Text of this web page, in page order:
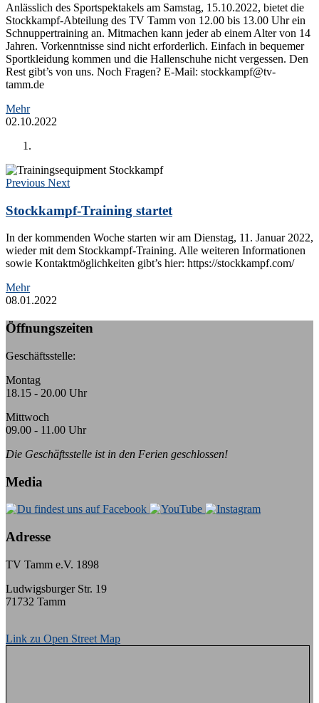
Anlässlich des Sportspektakels am Samstag, 15.10.2022, bietet die
Stockkampf-Abteilung des TV Tamm von 12.00 bis 13.00 Uhr ein
Schnuppertraining an. Mitmachen kann jeder ab einem Alter von 14
Jahren. Vorkenntnisse sind nicht erforderlich. Einfach in bequemer
Sportkleidung kommen und die Hallenschuhe nicht vergessen. Den
Rest gibt’s von uns. Noch Fragen? E-Mail: stockkampf@tv-
tamm.de
Mehr
02.10.2022
Previous Next
Stockkampf-Training startet
In der kommenden Woche starten wir am Dienstag, 11. Januar 2022,
wieder mit dem Stockkampf-Training. Alle weiteren Informationen
sowie Kontaktmöglichkeiten gibt’s hier: https://stockkampf.com/
Mehr
08.01.2022
Öffnungszeiten
Geschäftsstelle:
Montag
18.15 - 20.00 Uhr
Mittwoch
09.00 - 11.00 Uhr
Die Geschäftsstelle ist in den Ferien geschlossen!
Media
Adresse
TV Tamm e.V. 1898
Ludwigsburger Str. 19
71732 Tamm
Link zu Open Street Map